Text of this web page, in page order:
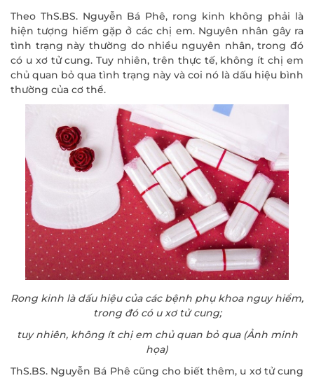
Theo ThS.BS. Nguyễn Bá Phê, rong kinh không phải là
hiện tượng hiếm gặp ở các chị em. Nguyên nhân gây ra
tình trạng này thường do nhiều nguyên nhân, trong đó
có u xơ tử cung. Tuy nhiên, trên thực tế, không ít chị em
chủ quan bỏ qua tình trạng này và coi nó là dấu hiệu bình
thường của cơ thể.
Rong kinh là dấu hiệu của các bệnh phụ khoa nguy hiểm,
trong đó có u xơ tử cung;
tuy nhiên, không ít chị em chủ quan bỏ qua (Ảnh minh
họa)
ThS.BS. Nguyễn Bá Phê cũng cho biết thêm, u xơ tử cung